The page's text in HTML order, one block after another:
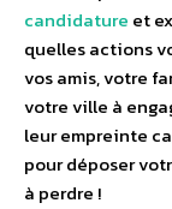
candidature et
quelles actions
vos amis, votre
votre ville à
leur empreinte
pour déposer
à perdre !